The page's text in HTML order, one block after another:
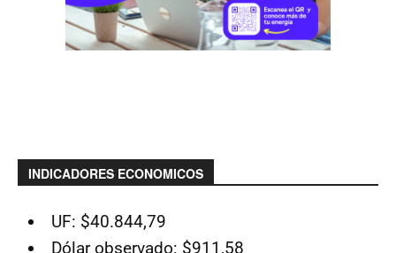
INDICADORES ECONOMICOS
UF: $40.844,79
Dólar observado: $911,58